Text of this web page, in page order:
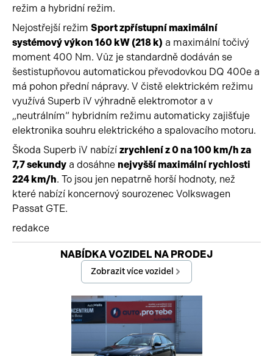
režim a hybridní režim.
Nejostřejší režim Sport zpřístupní maximální
systémový výkon 160 kW (218 k) a maximální točivý
moment 400 Nm. Vůz je standardně dodáván se
šestistupňovou automatickou převodovkou DQ 400e a
má pohon přední nápravy. V čistě elektrickém režimu
využívá Superb iV výhradně elektromotor a v
„neutrálním“ hybridním režimu automaticky zajišťuje
elektronika souhru elektrického a spalovacího motoru.
Škoda Superb iV nabízí zrychlení z 0 na 100 km/h za
7,7 sekundy a dosáhne nejvyšší maximální rychlosti
224 km/h. To jsou jen nepatrně horší hodnoty, než
které nabízí koncernový sourozenec Volkswagen
Passat GTE.
redakce
Začátek reklamy
NABÍDKA VOZIDEL NA PRODEJ
Zobrazit více vozidel